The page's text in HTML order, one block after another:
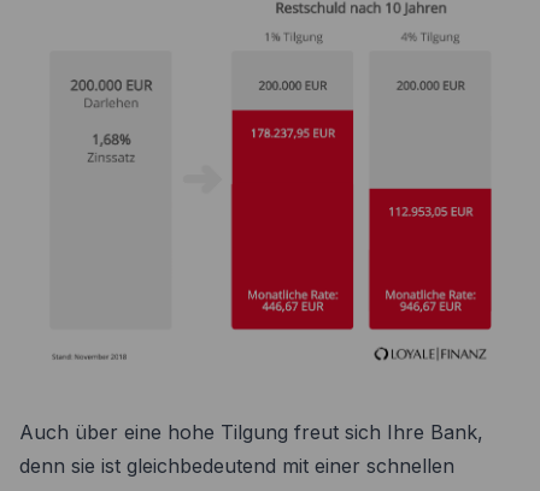
Auch über eine hohe Tilgung freut sich Ihre Bank,
denn sie ist gleichbedeutend mit einer schnellen